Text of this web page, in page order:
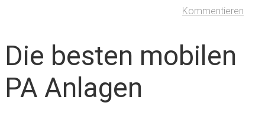
Kommentieren
Die besten mobilen
PA Anlagen